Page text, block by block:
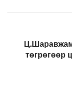
төгрөгөөр